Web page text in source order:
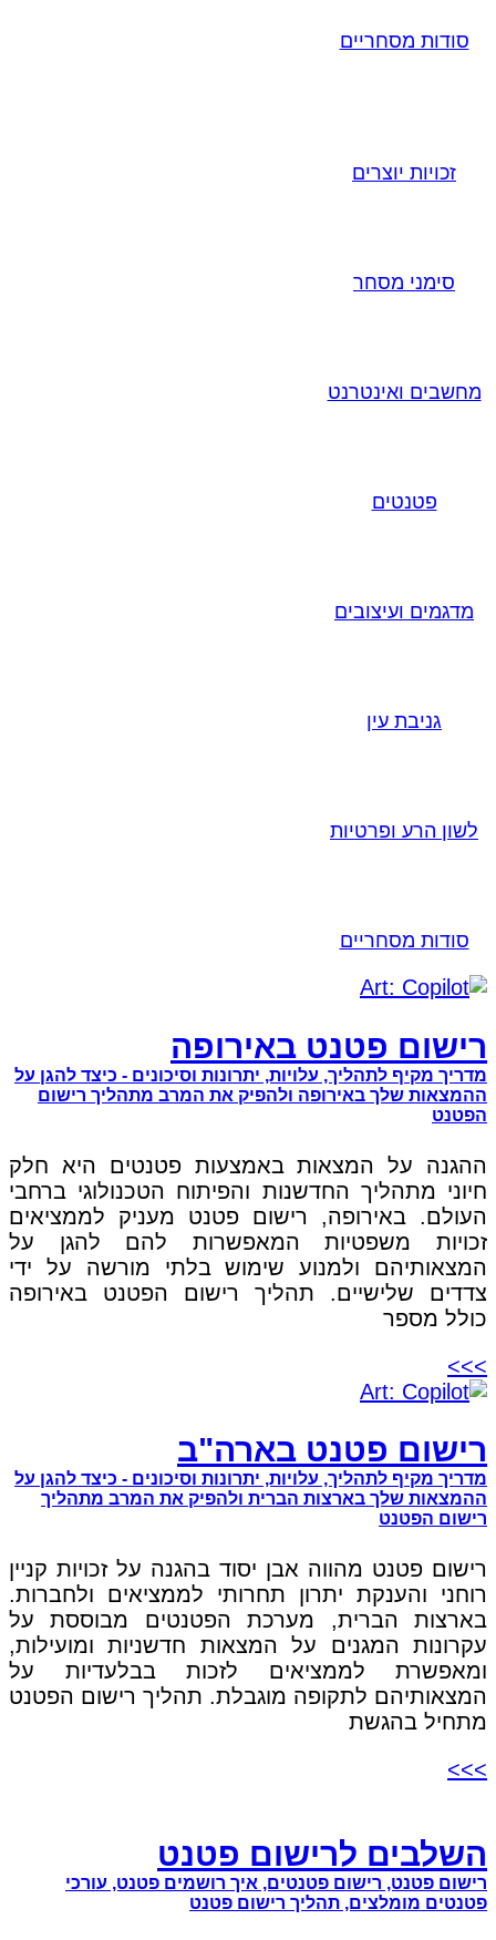
סודות מסחריים
זכויות יוצרים
סימני מסחר
מחשבים ואינטרנט
פטנטים
מדגמים ועיצובים
גניבת עין
לשון הרע ופרטיות
סודות מסחריים
רישום פטנט באירופה
מדריך מקיף לתהליך, עלויות, יתרונות וסיכונים - כיצד להגן על
ההמצאות שלך באירופה ולהפיק את המרב מתהליך רישום
הפטנט
ההגנה על המצאות באמצעות פטנטים היא חלק
חיוני מתהליך החדשנות והפיתוח הטכנולוגי ברחבי
העולם. באירופה, רישום פטנט מעניק לממציאים
זכויות משפטיות המאפשרות להם להגן על
המצאותיהם ולמנוע שימוש בלתי מורשה על ידי
צדדים שלישיים. תהליך רישום הפטנט באירופה
כולל מספר
>>>
רישום פטנט בארה"ב
מדריך מקיף לתהליך, עלויות, יתרונות וסיכונים - כיצד להגן על
ההמצאות שלך בארצות הברית ולהפיק את המרב מתהליך
רישום הפטנט
רישום פטנט מהווה אבן יסוד בהגנה על זכויות קניין
רוחני והענקת יתרון תחרותי לממציאים ולחברות.
בארצות הברית, מערכת הפטנטים מבוססת על
עקרונות המגנים על המצאות חדשניות ומועילות,
ומאפשרת לממציאים לזכות בבלעדיות על
המצאותיהם לתקופה מוגבלת. תהליך רישום הפטנט
מתחיל בהגשת
>>>
השלבים לרישום פטנט
רישום פטנט, רישום פטנטים, איך רושמים פטנט, עורכי
פטנטים מומלצים, תהליך רישום פטנט